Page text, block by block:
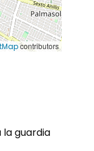
contributors
la guardia